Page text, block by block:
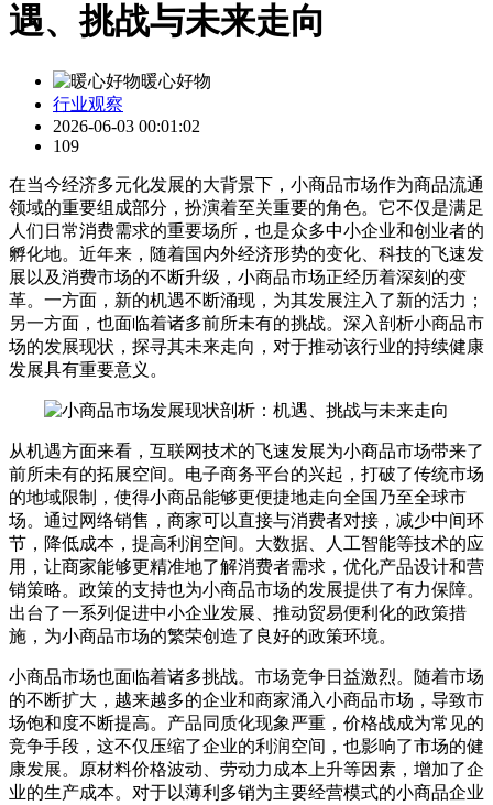
遇、挑战与未来走向
暖心好物
行业观察
2026-06-03 00:01:02
109
在当今经济多元化发展的大背景下，小商品市场作为商品流通
领域的重要组成部分，扮演着至关重要的角色。它不仅是满足
人们日常消费需求的重要场所，也是众多中小企业和创业者的
孵化地。近年来，随着国内外经济形势的变化、科技的飞速发
展以及消费市场的不断升级，小商品市场正经历着深刻的变
革。一方面，新的机遇不断涌现，为其发展注入了新的活力；
另一方面，也面临着诸多前所未有的挑战。深入剖析小商品市
场的发展现状，探寻其未来走向，对于推动该行业的持续健康
发展具有重要意义。
从机遇方面来看，互联网技术的飞速发展为小商品市场带来了
前所未有的拓展空间。电子商务平台的兴起，打破了传统市场
的地域限制，使得小商品能够更便捷地走向全国乃至全球市
场。通过网络销售，商家可以直接与消费者对接，减少中间环
节，降低成本，提高利润空间。大数据、人工智能等技术的应
用，让商家能够更精准地了解消费者需求，优化产品设计和营
销策略。政策的支持也为小商品市场的发展提供了有力保障。
出台了一系列促进中小企业发展、推动贸易便利化的政策措
施，为小商品市场的繁荣创造了良好的政策环境。
小商品市场也面临着诸多挑战。市场竞争日益激烈。随着市场
的不断扩大，越来越多的企业和商家涌入小商品市场，导致市
场饱和度不断提高。产品同质化现象严重，价格战成为常见的
竞争手段，这不仅压缩了企业的利润空间，也影响了市场的健
康发展。原材料价格波动、劳动力成本上升等因素，增加了企
业的生产成本。对于以薄利多销为主要经营模式的小商品企业